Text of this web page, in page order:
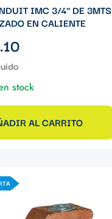
IMC 3/4" DE 3MTS
EN CALIENTE
stock
AL CARRITO